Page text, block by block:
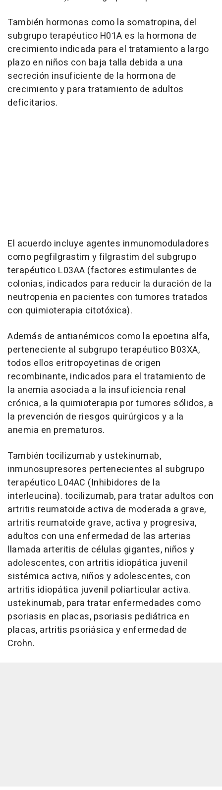
También hormonas como la somatropina, del
subgrupo terapéutico H01A es la hormona de
crecimiento indicada para el tratamiento a largo
plazo en niños con baja talla debida a una
secreción insuficiente de la hormona de
crecimiento y para tratamiento de adultos
deficitarios.
El acuerdo incluye agentes inmunomoduladores
como pegfilgrastim y filgrastim del subgrupo
terapéutico L03AA (factores estimulantes de
colonias, indicados para reducir la duración de la
neutropenia en pacientes con tumores tratados
con quimioterapia citotóxica).
Además de antianémicos como la epoetina alfa,
perteneciente al subgrupo terapéutico B03XA,
todos ellos eritropoyetinas de origen
recombinante, indicados para el tratamiento de
la anemia asociada a la insuficiencia renal
crónica, a la quimioterapia por tumores sólidos, a
la prevención de riesgos quirúrgicos y a la
anemia en prematuros.
También tocilizumab y ustekinumab,
inmunosupresores pertenecientes al subgrupo
terapéutico L04AC (Inhibidores de la
interleucina). tocilizumab, para tratar adultos con
artritis reumatoide activa de moderada a grave,
artritis reumatoide grave, activa y progresiva,
adultos con una enfermedad de las arterias
llamada arteritis de células gigantes, niños y
adolescentes, con artritis idiopática juvenil
sistémica activa, niños y adolescentes, con
artritis idiopática juvenil poliarticular activa.
ustekinumab, para tratar enfermedades como
psoriasis en placas, psoriasis pediátrica en
placas, artritis psoriásica y enfermedad de
Crohn.